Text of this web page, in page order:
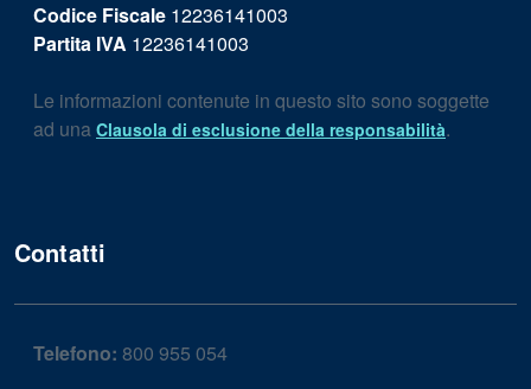
Codice Fiscale 12236141003
Partita IVA 12236141003
Le informazioni contenute in questo sito sono soggette
ad una Clausola di esclusione della responsabilità.
Contatti
Telefono: 800 955 054